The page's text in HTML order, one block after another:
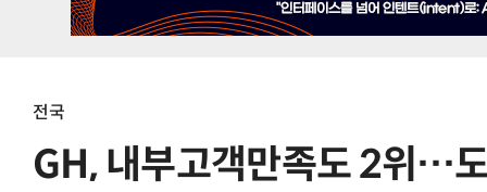
전국
GH, 내부고객만족도 2위…